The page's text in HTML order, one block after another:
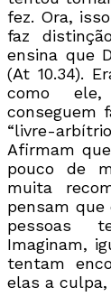
fez. Ora,
faz
ensina que
(At 10.34).
como
conseguem
“livre-
Afirmam
pouco de
muita
pensam
pessoas
Imaginam,
tentam
elas a culpa,